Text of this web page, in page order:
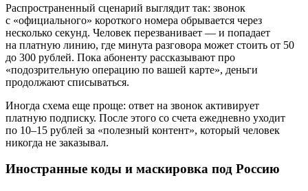
Распространенный сценарий выглядит так: звонок
с «официального» короткого номера обрывается через
несколько секунд. Человек перезванивает — и попадает
на платную линию, где минута разговора может стоить от 50
до 300 рублей. Пока абоненту рассказывают про
«подозрительную операцию по вашей карте», деньги
продолжают списываться.
Иногда схема еще проще: ответ на звонок активирует
платную подписку. После этого со счета ежедневно уходит
по 10–15 рублей за «полезный контент», который человек
никогда не заказывал.
Иностранные коды и маскировка под Россию